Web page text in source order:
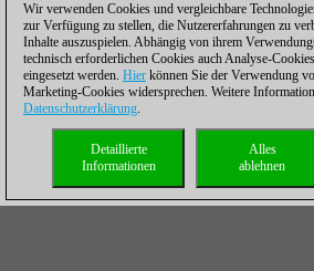
Wir verwenden Cookies und vergleichbare
zur Verfügung zu stellen, die Nutzererfahrungen zu
Inhalte auszuspielen. Abhängig von ihrem
technisch erforderlichen Cookies auch Analyse-
eingesetzt werden. Hier können Sie der Verwendung
Marketing-Cookies widersprechen. Weitere
Datenschutzerklärung.
Alles
ablehnen
Detaillierte
Informationen